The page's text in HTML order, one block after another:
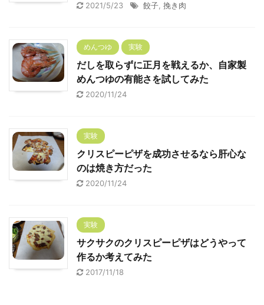
2021/5/23 餃子 挽き肉
めんつゆ 実験
だしを取らずに正月を戦えるか、自家製
めんつゆの有能さを試してみた
2020/11/24
実験
クリスピーピザを成功させるなら肝心な
のは焼き方だった
2020/11/24
実験
サクサクのクリスピーピザはどうやって
作るか考えてみた
2017/11/18